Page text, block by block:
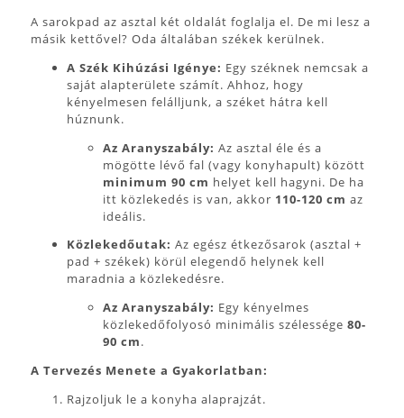
A sarokpad az asztal két oldalát foglalja el. De mi lesz a
másik kettővel? Oda általában székek kerülnek.
A Szék Kihúzási Igénye: Egy széknek nemcsak a
saját alapterülete számít. Ahhoz, hogy
kényelmesen felálljunk, a széket hátra kell
húznunk.
Az Aranyszabály: Az asztal éle és a
mögötte lévő fal (vagy konyhapult) között
minimum 90 cm helyet kell hagyni. De ha
itt közlekedés is van, akkor 110-120 cm az
ideális.
Közlekedőutak: Az egész étkezősarok (asztal +
pad + székek) körül elegendő helynek kell
maradnia a közlekedésre.
Az Aranyszabály: Egy kényelmes
közlekedőfolyosó minimális szélessége 80-
90 cm.
A Tervezés Menete a Gyakorlatban:
Rajzoljuk le a konyha alaprajzát.